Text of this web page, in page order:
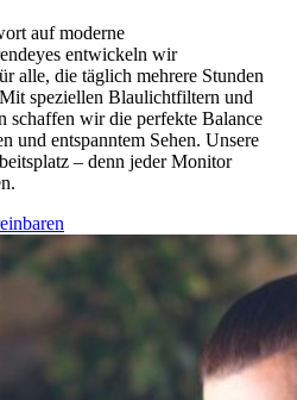
auf moderne
entwickeln wir
alle, die täglich mehrere Stunden
speziellen Blaulichtfiltern und
schaffen wir die perfekte Balance
und entspanntem Sehen. Unsere
– denn jeder Monitor